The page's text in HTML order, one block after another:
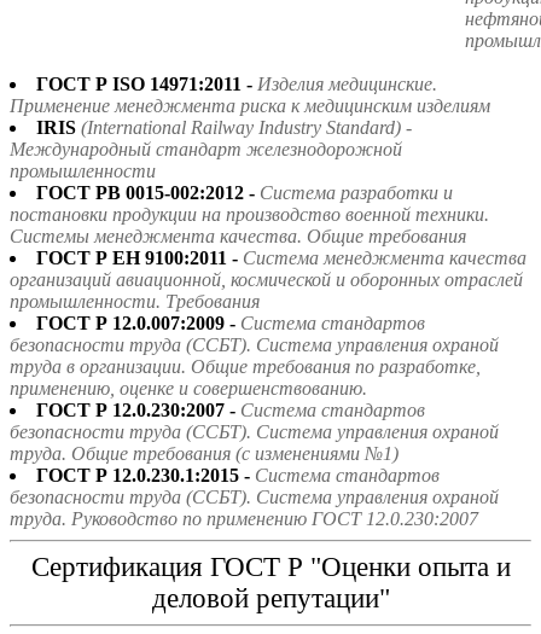
ГОСТ Р ISO 14971:2011 - Изделия медицинские.
Применение менеджмента риска к медицинским изделиям
IRIS (International Railway Industry Standard) -
Международный стандарт железнодорожной
промышленности
ГОСТ РВ 0015-002:2012 - Система разработки и
постановки продукции на производство военной техники.
Системы менеджмента качества. Общие требования
ГОСТ Р ЕН 9100:2011 - Система менеджмента качества
организаций авиационной, космической и оборонных отраслей
промышленности. Требования
ГОСТ Р 12.0.007:2009 - Система стандартов
безопасности труда (ССБТ). Система управления охраной
труда в организации. Общие требования по разработке,
применению, оценке и совершенствованию.
ГОСТ Р 12.0.230:2007 - Система стандартов
безопасности труда (ССБТ). Система управления охраной
труда. Общие требования (с изменениями №1)
ГОСТ Р 12.0.230.1:2015 - Система стандартов
безопасности труда (ССБТ). Система управления охраной
труда. Руководство по применению ГОСТ 12.0.230:2007
Сертификация ГОСТ Р "Оценки опыта и
деловой репутации"